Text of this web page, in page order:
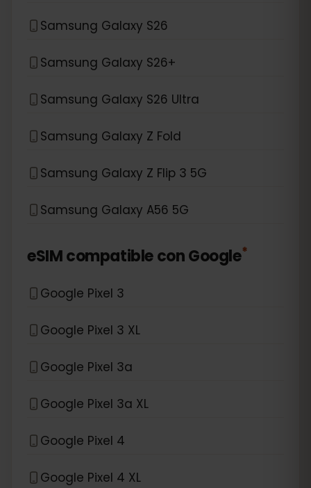
Samsung Galaxy S26
Samsung Galaxy S26+
Samsung Galaxy S26 Ultra
Samsung Galaxy Z Fold
Samsung Galaxy Z Flip 3 5G
Samsung Galaxy A56 5G
eSIM compatible conGoogle*
Google Pixel 3
Google Pixel 3 XL
Google Pixel 3a
Google Pixel 3a XL
Google Pixel 4
Google Pixel 4 XL